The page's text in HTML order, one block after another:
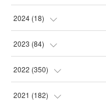
(31 )
(28
(31
(3
(19 )
(1)
(1)
2024(18)
(1
(12
(2)
2023 (84)
(1)
(24
2022 (350)
(16
2021 (182)